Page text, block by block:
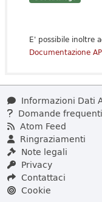
E' possibile inoltre
Documentazione
Informazioni Dati
Domande frequenti
Atom Feed
Ringraziamenti
Note legali
Privacy
Contattaci
Cookie